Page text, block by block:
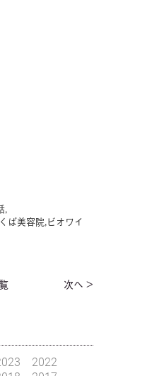
,
ば美容院,ビオワイ
次へ >
2022